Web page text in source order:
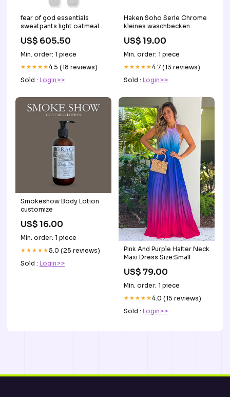
fear of god essentials
sweatpants light oatmeal
US$ 605.50
Min. order: 1 piece
★★★★★4.5 (18 reviews)
Sold : Login>>
Haken Soho Serie Chrome
kleines waschbecken
US$ 19.00
Min. order: 1 piece
★★★★★4.7 (13 reviews)
Sold : Login>>
Smokeshow Body Lotion
customize
US$ 16.00
Min. order: 1 piece
★★★★★5.0 (25 reviews)
Sold : Login>>
Pink And Purple Halter Neck
Maxi Dress Size:Small
US$ 79.00
Min. order: 1 piece
★★★★★4.0 (15 reviews)
Sold : Login>>